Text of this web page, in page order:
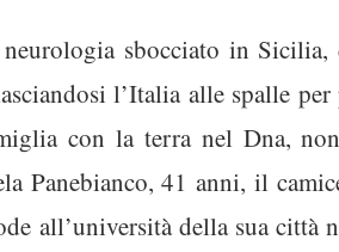
sbocciato in
l’Italia alle spalle
con la terra nel Dna,
Panebianco, 41 anni, il
all’università della sua città